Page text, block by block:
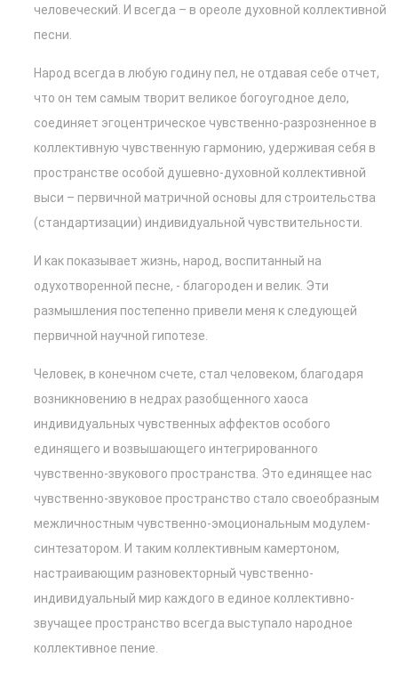
человеческий. И всегда – в ореоле духовной коллективной
песни.
Народ всегда в любую годину пел, не отдавая себе отчет,
что он тем самым творит великое богоугодное дело,
соединяет эгоцентрическое чувственно-разрозненное в
коллективную чувственную гармонию, удерживая себя в
пространстве особой душевно-духовной коллективной
выси – первичной матричной основы для строительства
(стандартизации) индивидуальной чувствительности.
И как показывает жизнь, народ, воспитанный на
одухотворенной песне, - благороден и велик. Эти
размышления постепенно привели меня к следующей
первичной научной гипотезе.
Человек, в конечном счете, стал человеком, благодаря
возникновению в недрах разобщенного хаоса
индивидуальных чувственных аффектов особого
единящего и возвышающего интегрированного
чувственно-звукового пространства. Это единящее нас
чувственно-звуковое пространство стало своеобразным
межличностным чувственно-эмоциональным модулем-
синтезатором. И таким коллективным камертоном,
настраивающим разновекторный чувственно-
индивидуальный мир каждого в единое коллективно-
звучащее пространство всегда выступало народное
коллективное пение.